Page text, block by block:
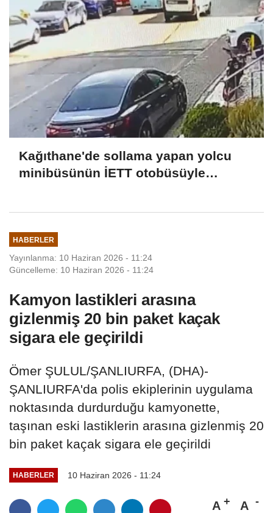
Kağıthane'de sollama yapan yolcu
minibüsünün İETT otobüsüyle
HABERLER
Yayınlanma: 10 Haziran 2026 - 11:24
Güncelleme: 10 Haziran 2026 - 11:24
Kamyon lastikleri arasına
gizlenmiş 20 bin paket kaçak
sigara ele geçirildi
Ömer ŞULUL/ŞANLIURFA, (DHA)-
ŞANLIURFA'da polis ekiplerinin uygulama
noktasında durdurduğu kamyonette,
taşınan eski lastiklerin arasına gizlenmiş 20
bin paket kaçak sigara ele geçirildi
HABERLER 10 Haziran 2026 - 11:24
A A